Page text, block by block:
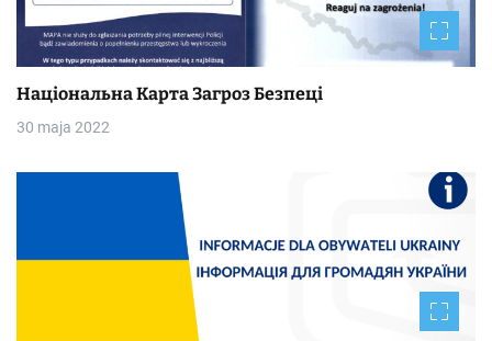
Національна Kapтa Загроз Безпеці
30 maja 2022